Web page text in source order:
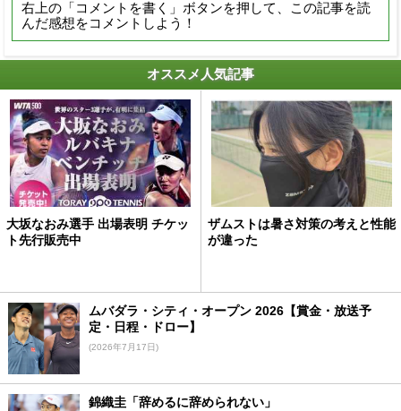
右上の「コメントを書く」ボタンを押して、この記事を読
んだ感想をコメントしよう！
オススメ人気記事
大坂なおみ選手 出場表明 チケッ
ト先行販売中
ザムストは暑さ対策の考えと性能
が違った
ムバダラ・シティ・オープン 2026【賞金・放送予
定・日程・ドロー】
(2026年7月17日)
錦織圭「辞めるに辞められない」